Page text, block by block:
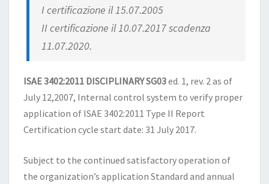
I certificazione il 15.07.2005
II certificazione il 10.07.2017 scadenza
11.07.2020.
ISAE 3402:2011 DISCIPLINARY SG03ed. 1, rev. 2 as of
July 12,2007, Internal control system to verify proper
application of ISAE 3402:2011 Type II Report
Certification cycle start date: 31 July 2017.
Subject to the continued satisfactory operation of
the organization’s application Standard and annual